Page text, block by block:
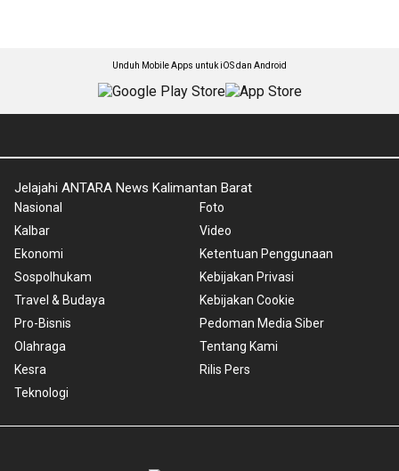
Unduh Mobile Apps untuk iOS dan Android
Jelajahi ANTARA News Kalimantan Barat
Nasional
Kalbar
Ekonomi
Sospolhukam
Travel & Budaya
Pro-Bisnis
Olahraga
Kesra
Teknologi
Foto
Video
Ketentuan Penggunaan
Kebijakan Privasi
Kebijakan Cookie
Pedoman Media Siber
Tentang Kami
Rilis Pers